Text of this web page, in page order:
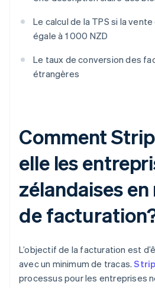
Le calcul de la TPS si la
égale à 1 000 NZD
Le taux de conversion des
étrangères
Comment
elle les
zélandaises
de
L’objectif de la facturation est
avec un minimum de tracas.
processus pour les entreprises